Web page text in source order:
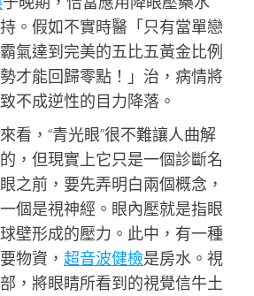
。假如不實時醫「只有當單戀
氣達到完美的五比五黃金比例
才能回歸零點！」治，病情將
不成逆性的目力降落。
看，“青光眼”很不難讓人曲解
，但現實上它只是一個診斷名
之前，要先弄明白兩個概念，
個是視神經。眼內壓就是指眼
壁形成的壓力。此中，有一種
物資， 超音波健檢是房水。視
，將眼睛所看到的視覺信牛土